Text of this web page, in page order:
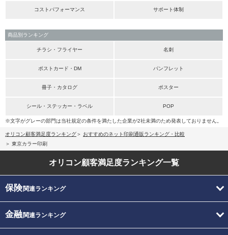
コストパフォーマンス サポート体制
商品別ランキング
チラシ・フライヤー 名刺
ポストカード・DM パンフレット
冊子・カタログ ポスター
シール・ステッカー・ラベル POP
※文字がグレーの部門は当社規定の条件を満たした企業が2社未満のため発表しておりません。
オリコン顧客満足度ランキング
おすすめのネット印刷通販ランキング・比較
東京カラー印刷
オリコン顧客満足度ランキング一覧
保険関連ランキング
金融関連ランキング